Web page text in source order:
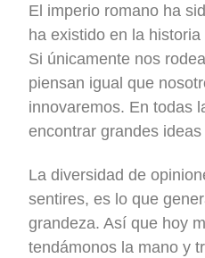
El imperio romano ha
ha existido en la
Si únicamente nos
piensan igual que
innovaremos. En todas
encontrar grandes
La diversidad de
sentires, es lo que
grandeza. Así que hoy
tendámonos la mano y